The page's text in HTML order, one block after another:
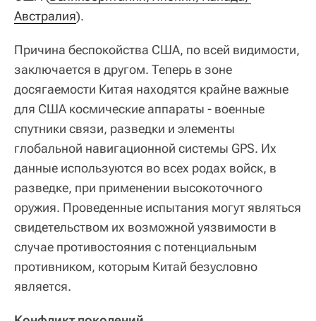
Австралия).
Причина беспокойства США, по всей видимости,
заключается в другом. Теперь в зоне
досягаемости Китая находятся крайне важные
для США космические аппараты - военные
спутники связи, разведки и элементы
глобальной навигационной системы GPS. Их
данные используются во всех родах войск, в
разведке, при применении высокоточного
оружия. Проведенные испытания могут являться
свидетельством их возможной уязвимости в
случае противостояния с потенциальным
противником, которым Китай безусловно
является.